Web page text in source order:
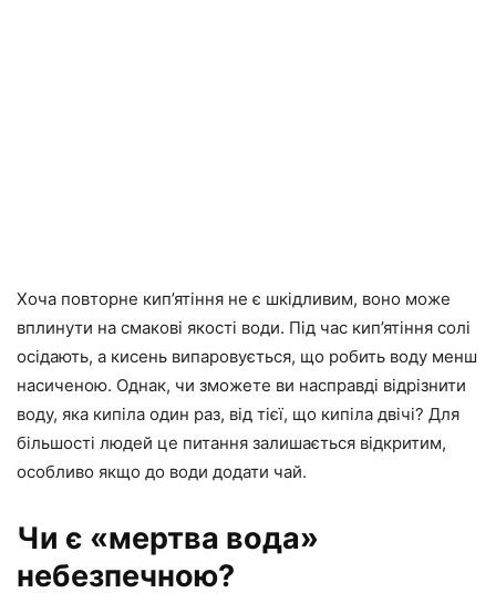
Хоча повторне кип’ятіння не є шкідливим, воно може
вплинути на смакові якості води. Під час кип’ятіння солі
осідають, а кисень випаровується, що робить воду менш
насиченою. Однак, чи зможете ви насправді відрізнити
воду, яка кипіла один раз, від тієї, що кипіла двічі? Для
більшості людей це питання залишається відкритим,
особливо якщо до води додати чай.
Чи є «мертва вода»
небезпечною?